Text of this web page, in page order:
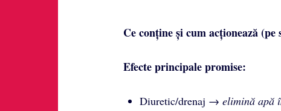
Ce conține și cum acționează (pe
Efecte principale promise:
Diuretic/drenaj → elimină apă